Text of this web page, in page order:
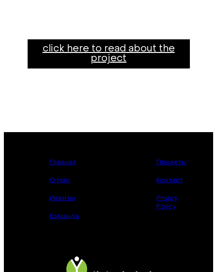
click here to read about the
project
Главная
О Нас
Ивенты
Команда
Проекты
Контакт
Privicy
Policy